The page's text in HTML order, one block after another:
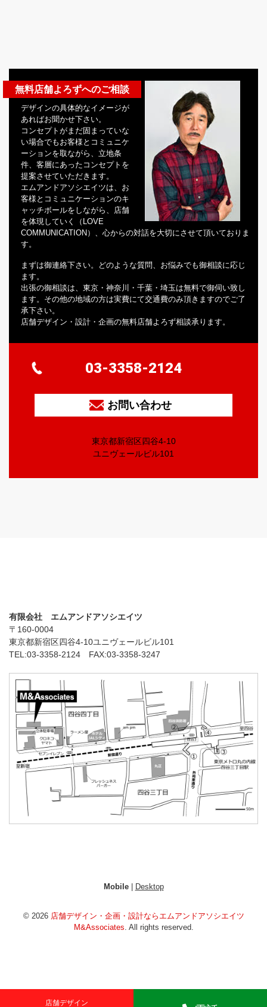
店舗デザイン
無料店舗よろずへのご相談
デザインの具体的なイメージが
あればお聞かせ下さい。
コンセプトがまだ固まっていな
い場合でもお客様とコミュニケ
ーションを取ながら、立地条
件、客層にあったコンセプトを
提案させていただきます。
エムアンドアソシエイツは、お
客様とコミュニケーションのキ
ャッチボールをしながら、店舗
を体現していく（LOVE
COMMUNICATION）、心からの対話を大切にさせて頂いておりま
す。
まずは御連絡下さい。どのような質問、お悩みでも御相談に応じ
ます。
出張の御相談は、東京・神奈川・千葉・埼玉は無料で御伺い致し
ます。その他の地域の方は実費にて交通費のみ頂きますのでご了
承下さい。
店舗デザイン・設計・企画の無料店舗よろず相談承ります。
03-3358-2124
お問い合わせ
東京都新宿区四谷4-10
ユニヴェールビル101
有限会社 エムアンドアソシエイツ
〒160-0004
東京都新宿区四谷4-10ユニヴェールビル101
TEL:03-3358-2124 FAX:03-3358-3247
Mobile| Desktop
© 2026 店舗デザイン・企画・設計ならエムアンドアソシエイツ
M&Associates . All rights reserved.